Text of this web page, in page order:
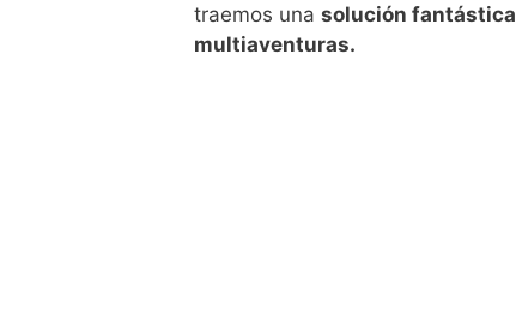
traemos una solución fantástica
multiaventuras.